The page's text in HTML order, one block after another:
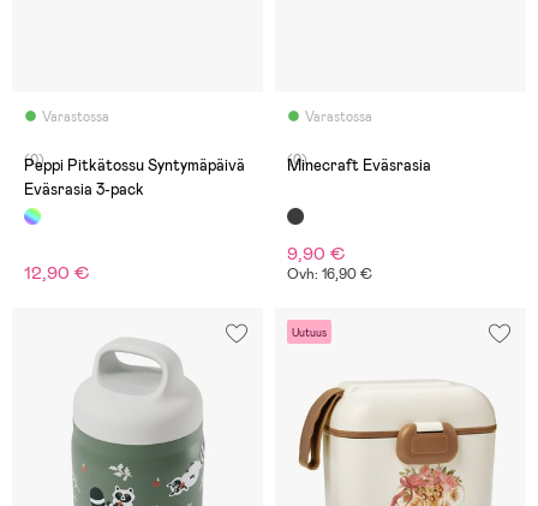
Varastossa
(0)
Peppi Pitkätossu Syntymäpäivä
Eväsrasia 3-pack
12,90 €
Varastossa
(0)
Minecraft Eväsrasia
9,90 €
Ovh: 16,90 €
Uutuus